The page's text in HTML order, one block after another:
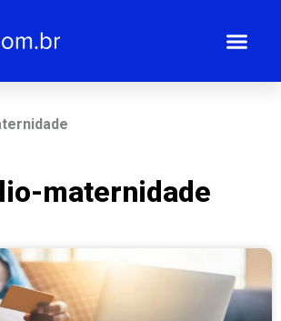
maternidade